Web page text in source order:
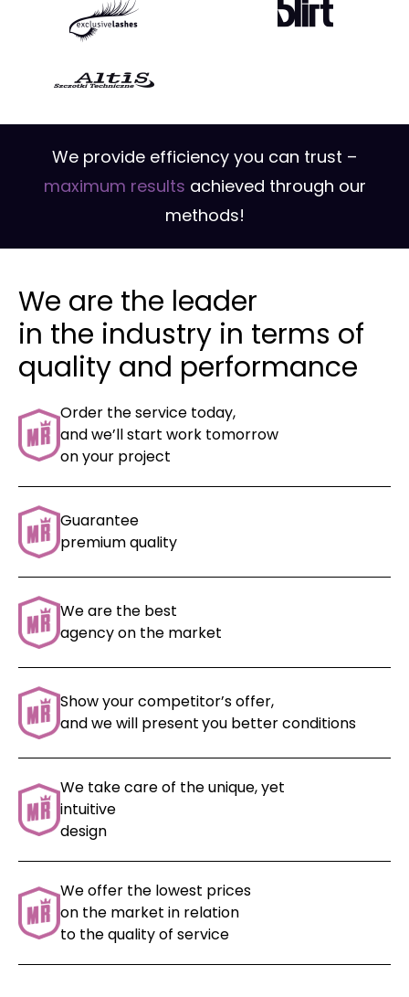
We provide efficiency you can trust –
maximum results achieved through our
methods!
We are the leader
in the industry in terms of
quality and performance
Order the service today,
and we’ll start work tomorrow
on your project
Guarantee
premium quality
We are the best
agency on the market
Show your competitor’s offer,
and we will presentyou better conditions
We take care of the unique, yet
intuitive
design
We offer the lowest prices
on the market in relation
to the quality of service